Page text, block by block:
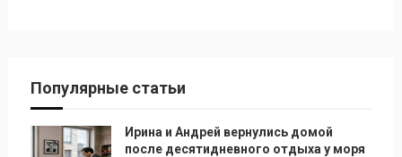
Популярные статьи
Ирина и Андрей вернулись домой
после десятидневного отдыха у моря